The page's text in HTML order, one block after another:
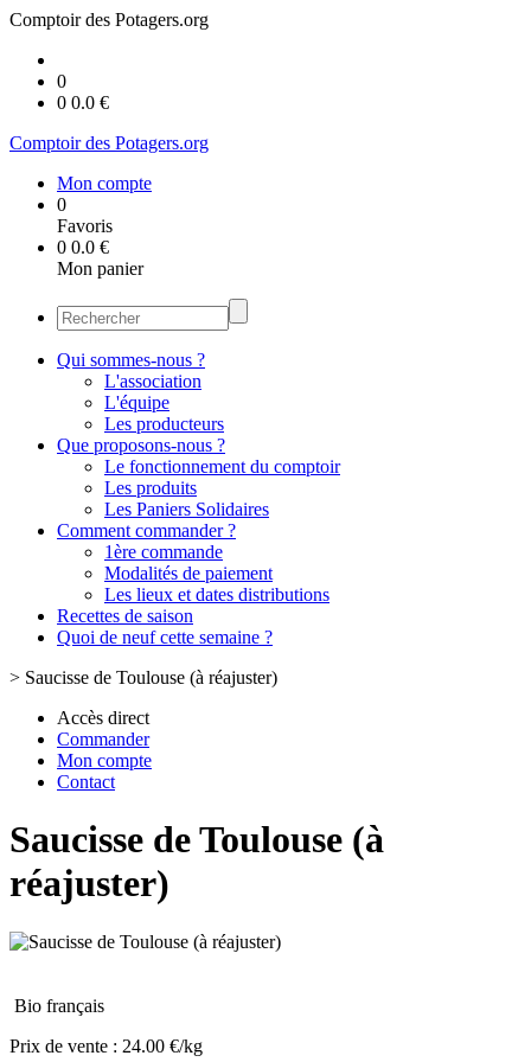
Comptoir des Potagers.org
0
0 0.0 €
Comptoir des Potagers.org
Mon compte
0
Favoris
0 0.0 €
Mon panier
Qui sommes-nous ?
L'association
L'équipe
Les producteurs
Que proposons-nous ?
Le fonctionnement du comptoir
Les produits
Les Paniers Solidaires
Comment commander ?
1ère commande
Modalités de paiement
Les lieux et dates distributions
Recettes de saison
Quoi de neuf cette semaine ?
> Saucisse de Toulouse (à réajuster)
Accès direct
Commander
Mon compte
Contact
Saucisse de Toulouse (à
réajuster)
Bio français
Prix de vente : 24.00 €/kg